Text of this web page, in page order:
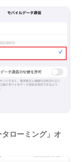
タローミング」オ